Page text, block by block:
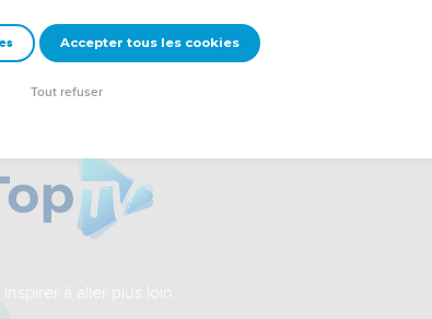
à aller plus loin
Accepter tous les cookies
Tout refuser